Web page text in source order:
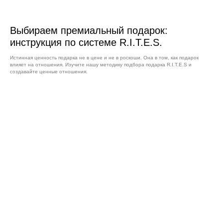
Выбираем премиальный подарок:
инструкция по системе R.I.T.E.S.
Истинная ценность подарка не в цене и не в роскоши. Она в том, как подарок
влияет на отношения. Изучите нашу методику подбора подарка R.I.T.E.S и
создавайте ценные отношения.